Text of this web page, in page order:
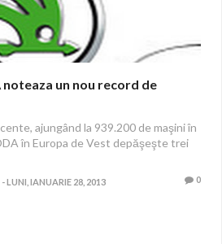
noteaza un nou record de
ajungând la 939.200 de maşini în
în Europa de Vest depăşeşte trei
-LUNI, IANUARIE 28, 2013 0